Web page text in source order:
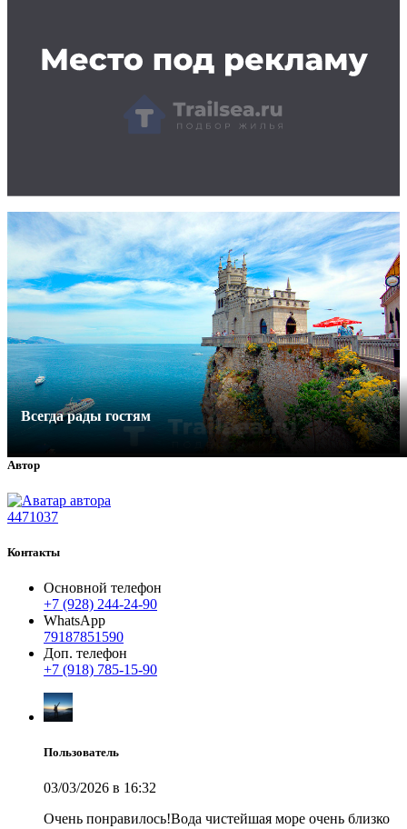
Всегда рады гостям
Автор
4471037
Контакты
Основной телефон
+7 (928) 244-24-90
WhatsApp
79187851590
Доп. телефон
+7 (918) 785-15-90
Пользователь
03/03/2026 в 16:32
Очень понравилось!Вода чистейшая море очень близко